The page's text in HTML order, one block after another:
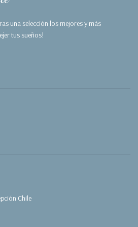
una selección los mejores y más
tus sueños!
Chile